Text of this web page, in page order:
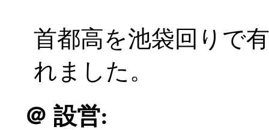
首都高を池袋回りで
れました。
＠ 設営: